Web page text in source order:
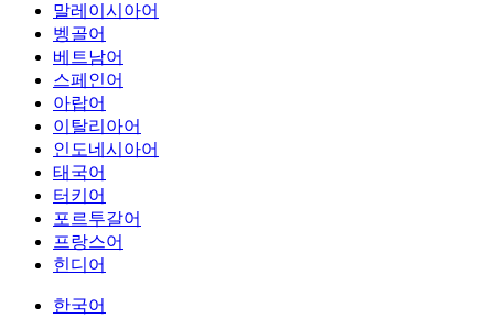
말레이시아어
벵골어
베트남어
스페인어
아랍어
이탈리아어
인도네시아어
태국어
터키어
포르투갈어
프랑스어
힌디어
한국어